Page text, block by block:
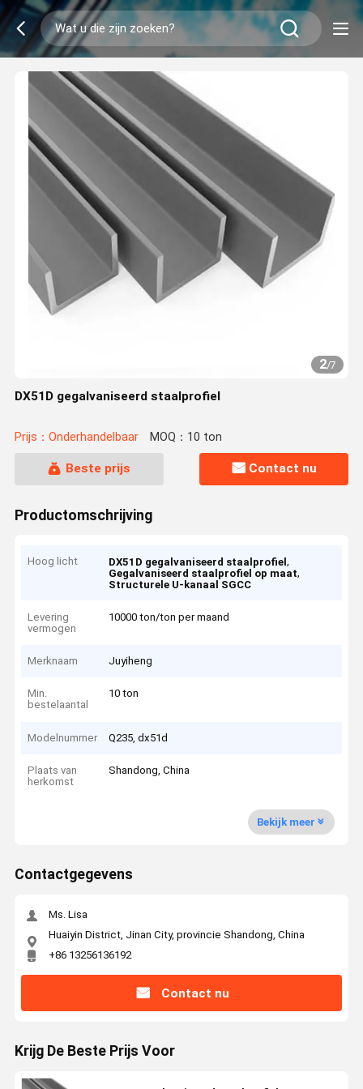
2/7
DX51D gegalvaniseerd staalprofiel
Prijs：Onderhandelbaar MOQ：10 ton
Beste prijs Contact nu
Productomschrijving
Hoog licht DX51D gegalvaniseerd staalprofiel,
Gegalvaniseerd staalprofiel op maat,
Structurele U-kanaal SGCC
Levering
vermogen
10000 ton/ton per maand
Merknaam Juyiheng
Min.
bestelaantal
10 ton
Modelnummer Q235, dx51d
Plaats van
herkomst
Shandong, China
Bekijk meer
Contactgegevens
Ms. Lisa
Huaiyin District, Jinan City, provincie Shandong, China
+86 13256136192
Contact nu
Krijg De Beste Prijs Voor